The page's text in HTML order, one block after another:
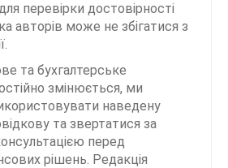
перевірки достовірності
авторів може не збігатися з
та бухгалтерське
змінюється, ми
наведену
та звертатися за
перед
рішень. Редакція